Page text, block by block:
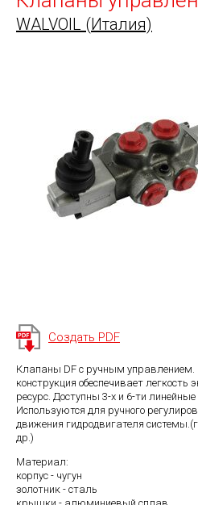
WALVOIL (Италия)
Создать PDF
Клапаны DF с ручным управлением.
конструкция обеспечивает легкость
ресурс. Доступны 3-х и 6-ти
Используются для ручного
движения гидродвигателя
др.)
Материал:
корпус - чугун
золотник - сталь